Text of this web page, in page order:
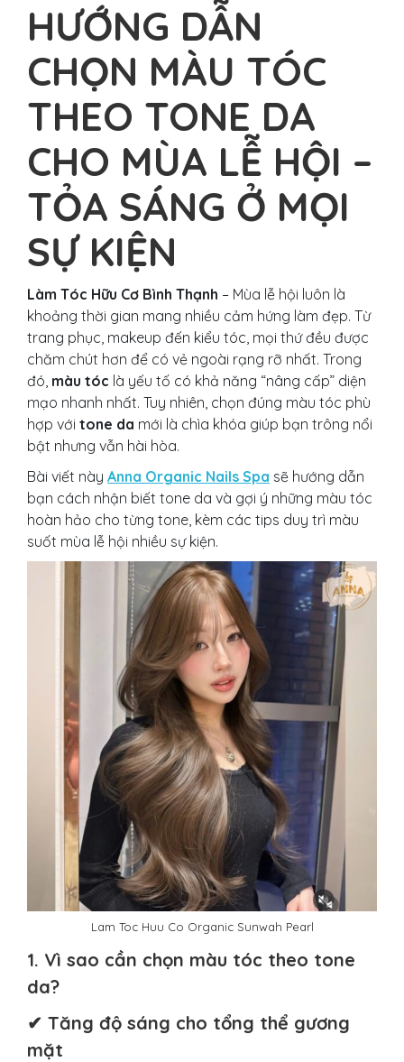
HƯỚNG DẪN
CHỌN MÀU TÓC
THEO TONE DA
CHO MÙA LỄ HỘI –
TỎA SÁNG Ở MỌI
SỰ KIỆN
Làm Tóc Hữu Cơ Bình Thạnh – Mùa lễ hội luôn là
khoảng thời gian mang nhiều cảm hứng làm đẹp. Từ
trang phục, makeup đến kiểu tóc, mọi thứ đều được
chăm chút hơn để có vẻ ngoài rạng rỡ nhất. Trong
đó, màu tóc là yếu tố có khả năng “nâng cấp” diện
mạo nhanh nhất. Tuy nhiên, chọn đúng màu tóc phù
hợp với tone da mới là chìa khóa giúp bạn trông nổi
bật nhưng vẫn hài hòa.
Bài viết này Anna Organic Nails Spa sẽ hướng dẫn
bạn cách nhận biết tone da và gợi ý những màu tóc
hoàn hảo cho từng tone, kèm các tips duy trì màu
suốt mùa lễ hội nhiều sự kiện.
Lam Toc Huu Co Organic Sunwah Pearl
1. Vì sao cần chọn màu tóc theo tone
da?
✔ Tăng độ sáng cho tổng thể gương
mặt